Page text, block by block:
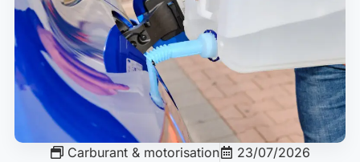
Carburant & motorisation 23/07/2026